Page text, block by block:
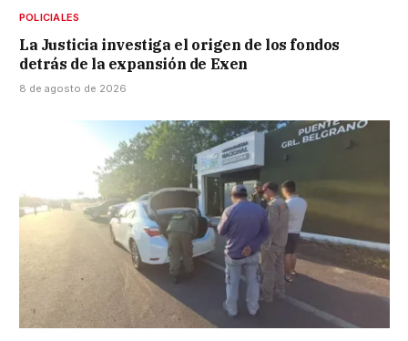
POLICIALES
La Justicia investiga el origen de los fondos
detrás de la expansión de Exen
8 de agosto de 2026